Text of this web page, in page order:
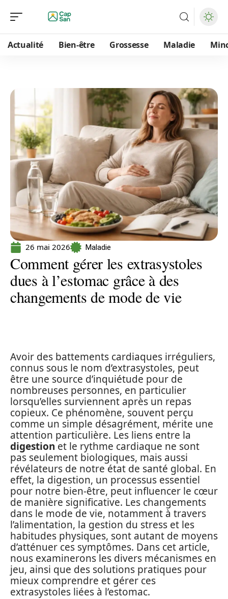
Actualité Bien-être Grossesse Maladie
26 mai 2026 Maladie
Comment gérer les extrasystoles
dues à l’estomac grâce à des
changements de mode de vie
Avoir des battements cardiaques irréguliers,
connus sous le nom d’extrasystoles, peut
être une source d’inquiétude pour de
nombreuses personnes, en particulier
lorsqu’elles surviennent après un repas
copieux. Ce phénomène, souvent perçu
comme un simple désagrément, mérite une
attention particulière. Les liens entre la
digestion et le rythme cardiaque ne sont
pas seulement biologiques, mais aussi
révélateurs de notre état de santé global. En
effet, la digestion, un processus essentiel
pour notre bien-être, peut influencer le cœur
de manière significative. Les changements
dans le mode de vie, notamment à travers
l’alimentation, la gestion du stress et les
habitudes physiques, sont autant de moyens
d’atténuer ces symptômes. Dans cet article,
nous examinerons les divers mécanismes en
jeu, ainsi que des solutions pratiques pour
mieux comprendre et gérer ces
extrasystoles liées à l’estomac.